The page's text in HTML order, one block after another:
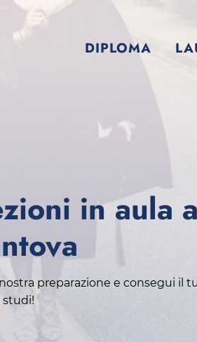
DIPLOMA
in aula a
preparazione e consegui il
studi!